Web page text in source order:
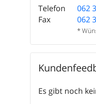
Telefon
062
Fax
062
*
Es gibt noch